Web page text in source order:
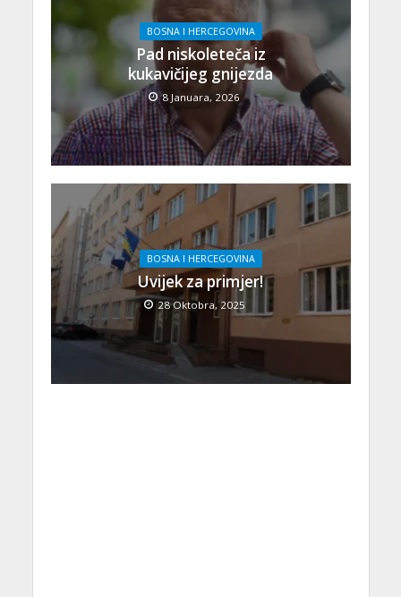
BOSNA I HERCEGOVINA
Pad niskoleteča iz
kukavičijeg gnijezda
8 Januara, 2026
BOSNA I HERCEGOVINA
Uvijek za primjer!
28 Oktobra, 2025